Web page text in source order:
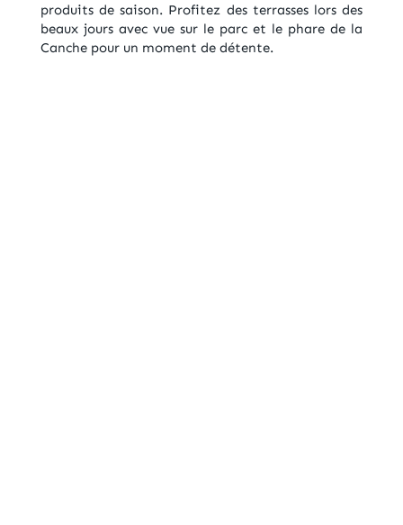
produits de saison. Profitez des terrasses lors des
beaux jours avec vue sur le parc et le phare de la
Canche pour un moment de détente.